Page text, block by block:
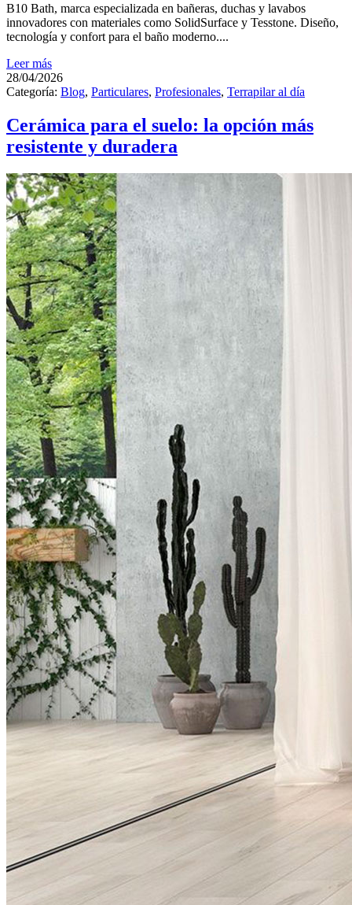
B10 Bath, marca especializada en bañeras, duchas y lavabos
innovadores con materiales como SolidSurface y Tesstone. Diseño,
tecnología y confort para el baño moderno....
Leer más
28/04/2026
Categoría: Blog, Particulares, Profesionales, Terrapilar al día
Cerámica para el suelo: la opción más
resistente y duradera